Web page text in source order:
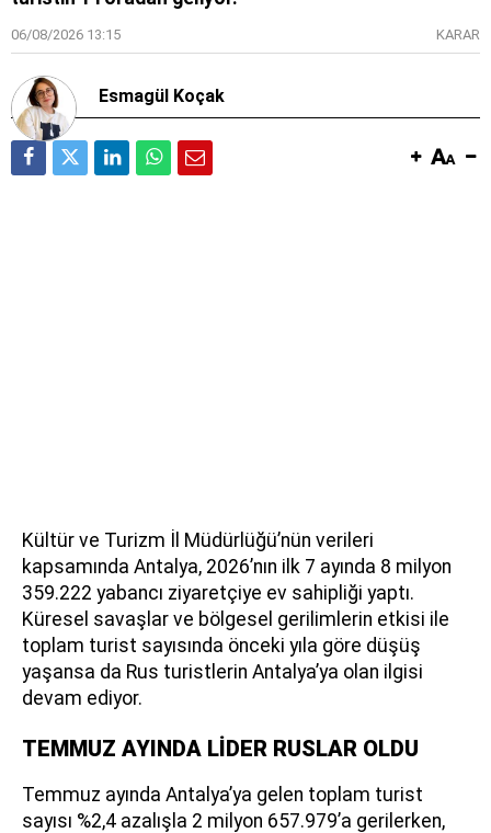
06/08/2026 13:15 KARAR
Esmagül Koçak
Kültür ve Turizm İl Müdürlüğü’nün verileri
kapsamında Antalya, 2026’nın ilk 7 ayında 8 milyon
359.222 yabancı ziyaretçiye ev sahipliği yaptı.
Küresel savaşlar ve bölgesel gerilimlerin etkisi ile
toplam turist sayısında önceki yıla göre düşüş
yaşansa da Rus turistlerin Antalya’ya olan ilgisi
devam ediyor.
TEMMUZ AYINDA LİDER RUSLAR OLDU
Temmuz ayında Antalya’ya gelen toplam turist
sayısı %2,4 azalışla 2 milyon 657.979’a gerilerken,